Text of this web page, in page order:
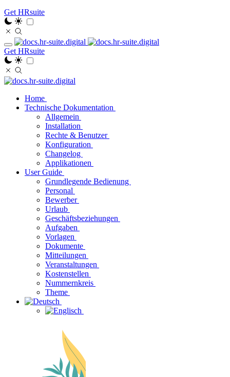
Get HRsuite
Get HRsuite
Home
Technische Dokumentation
Allgemein
Installation
Rechte & Benutzer
Konfiguration
Changelog
Applikationen
User Guide
Grundlegende Bedienung
Personal
Bewerber
Urlaub
Geschäftsbeziehungen
Aufgaben
Vorlagen
Dokumente
Mitteilungen
Veranstaltungen
Kostenstellen
Nummernkreis
Theme